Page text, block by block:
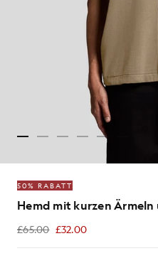
50% RABATT
Hemd mit kurzen Ärmeln
£65.00 £32.00
£32.00